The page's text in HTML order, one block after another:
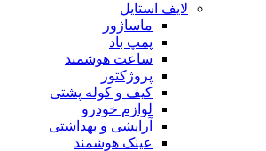
لایف استایل
ماساژور
پمپ باد
ساعت هوشمند
پروژکتور
کیف و کوله پشتی
لوازم خودرو
آرایشی و بهداشتی
عینک هوشمند